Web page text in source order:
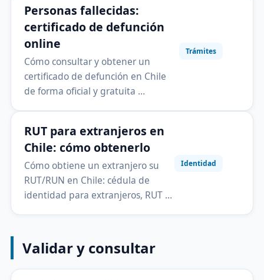
Personas fallecidas:
certificado de defunción
online
Cómo consultar y obtener un
certificado de defunción en Chile
de forma oficial y gratuita …
Trámites
RUT para extranjeros en
Chile: cómo obtenerlo
Cómo obtiene un extranjero su
RUT/RUN en Chile: cédula de
identidad para extranjeros, RUT …
Identidad
Validar y consultar